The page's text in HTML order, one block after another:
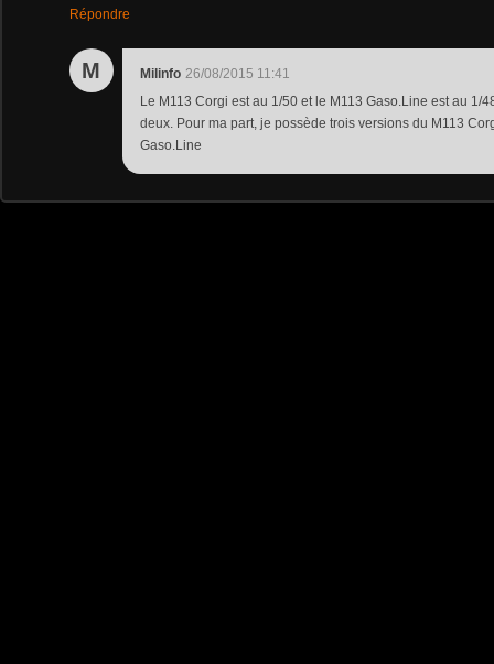
Répondre
M Milinfo 26/08/2015 11:41
Le M113 Corgi est au 1/50 et le M113 Gaso.Line est au 1/
deux. Pour ma part, je possède trois versions du M113
Gaso.Line